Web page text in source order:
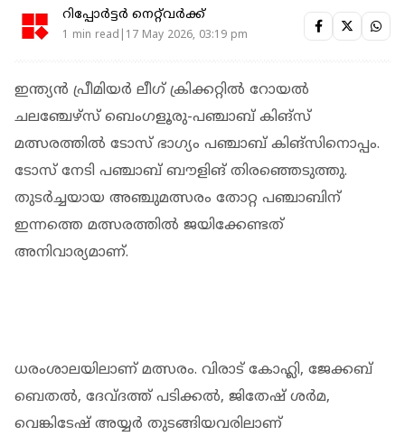
റിപ്പോർട്ടർ നെറ്റ്‌വര്‍ക്ക്‌
1 min read|17 May 2026, 03:19 pm
ഇന്ത്യന്‍ പ്രീമിയര്‍ ലീഗ് ക്രിക്കറ്റില്‍ റോയല്‍
ചലഞ്ചേഴ്‌സ് ബെംഗളൂരു-പഞ്ചാബ് കിങ്‌സ്
മത്സരത്തില്‍ ടോസ് ഭാഗ്യം പഞ്ചാബ് കിങ്‌സിനൊപ്പം.
ടോസ് നേടി പഞ്ചാബ് ബൗളിങ് തിരഞ്ഞെടുത്തു.
തുടര്‍ച്ചയായ അഞ്ചുമത്സരം തോറ്റ പഞ്ചാബിന്
ഇന്നത്തെ മത്സരത്തില്‍ ജയിക്കേണ്ടത്
അനിവാര്യമാണ്.
ധരംശാലയിലാണ് മത്സരം. വിരാട് കോഹ്ലി, ജേക്കബ്
ബെതല്‍, ദേവ്ദത്ത് പടിക്കല്‍, ജിതേഷ് ശര്‍മ,
വെങ്കിടേഷ് അയ്യര്‍ തുടങ്ങിയവരിലാണ്